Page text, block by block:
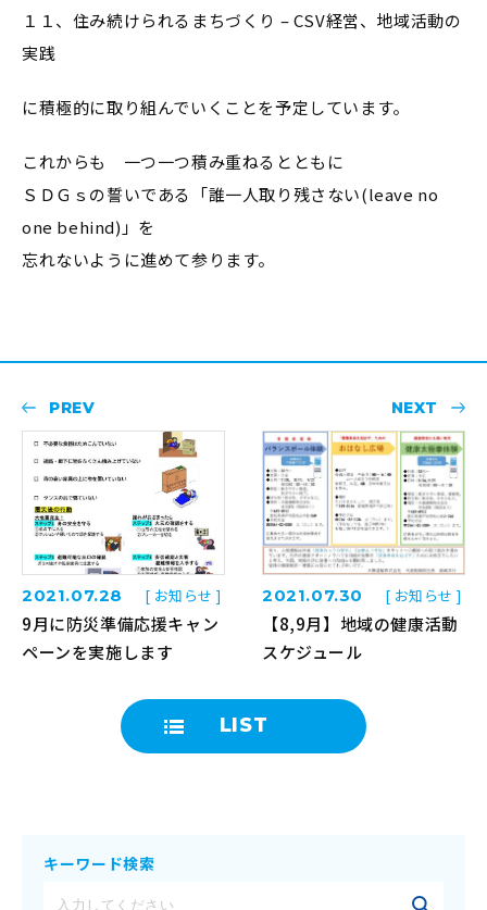
１１、住み続けられるまちづくり – CSV経営、地域活動の
実践
に積極的に取り組んでいくことを予定しています。
これからも 一つ一つ積み重ねるとともに
ＳＤＧｓの誓いである「誰一人取り残さない(leave no
one behind)」を
忘れないように進めて参ります。
PREV
2021.07.28 [ お知らせ ]
9月に防災準備応援キャン
ペーンを実施します
LIST
NEXT
2021.07.30 [ お知らせ ]
【8,9月】地域の健康活動
スケジュール
キーワード検索